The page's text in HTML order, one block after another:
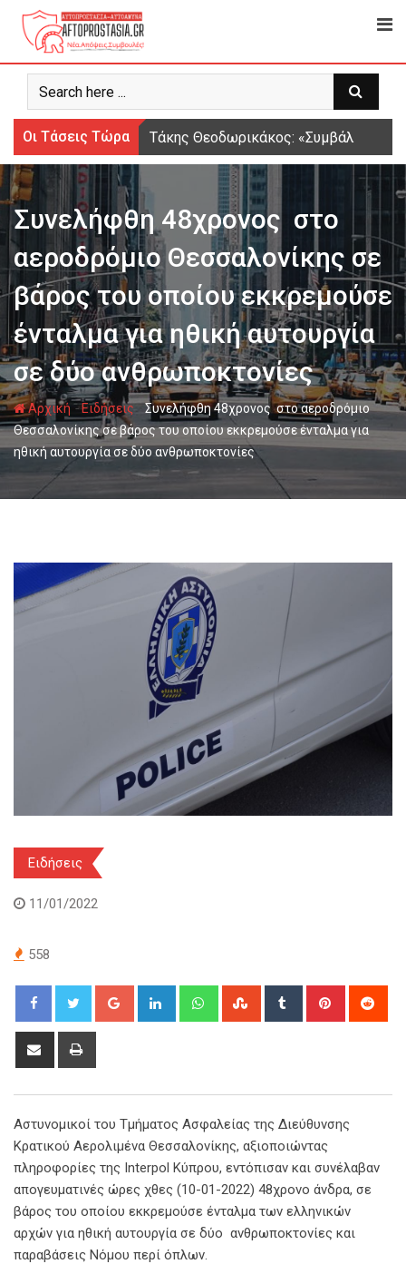
Ψάχνω
για...
Οι Τάσεις Τώρα Τάκης Θεοδωρικάκος: «Συμβάλλουμε
Συνελήφθη 48χρονος στο
αεροδρόμιο Θεσσαλονίκης σε
βάρος του οποίου εκκρεμούσε
ένταλμα για ηθική αυτουργία
σε δύο ανθρωποκτονίες
Αρχική -Ειδήσεις-Συνελήφθη 48χρονος στο αεροδρόμιο
Θεσσαλονίκης σε βάρος του οποίου εκκρεμούσε ένταλμα για
ηθική αυτουργία σε δύο ανθρωποκτονίες
Ειδήσεις
11/01/2022
558
Google+ LinkedIn WhatsappStumbleUpon
Tumblr Pinterest
Share
Αστυνομικοί του Τμήματος Ασφαλείας της Διεύθυνσης
Κρατικού Αερολιμένα Θεσσαλονίκης, αξιοποιώντας
πληροφορίες της Interpol Κύπρου, εντόπισαν και συνέλαβαν
απογευματινές ώρες χθες (10-01-2022) 48χρονο άνδρα, σε
βάρος του οποίου εκκρεμούσε ένταλμα των ελληνικών
αρχών για ηθική αυτουργία σε δύο ανθρωποκτονίες και
παραβάσεις Νόμου περί όπλων.